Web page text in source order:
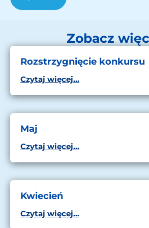
Zobacz
Rozstrzygnięcie konkursu
Czytaj więcej...
Maj
Czytaj więcej...
Kwiecień
Czytaj więcej...